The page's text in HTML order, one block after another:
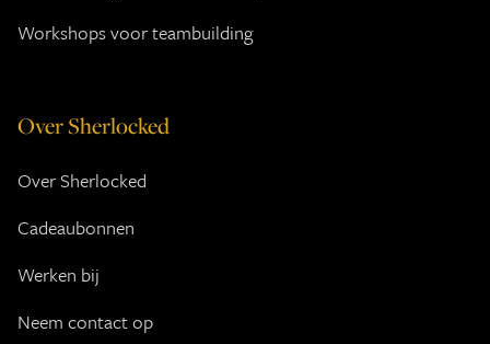
Workshops voor teambuilding
Over Sherlocked
Over Sherlocked
Cadeaubonnen
Werken bij
Neem contact op